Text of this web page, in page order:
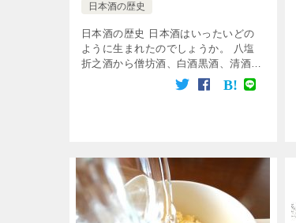
日本酒の歴史
日本酒の歴史 日本酒はいったいどの
ように生まれたのでしょうか。 八塩
折之酒から僧坊酒、白酒黒酒、清酒と
うつりかわってきた日本酒の歴史をご
紹介します。 日本酒が登場する神話